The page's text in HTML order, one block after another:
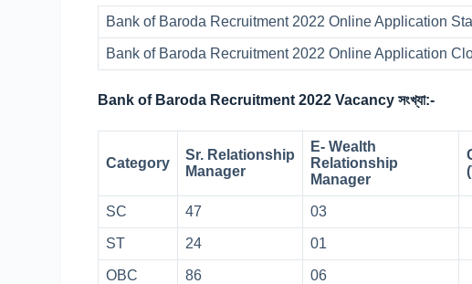
Bank of Baroda Recruitment 2022 Online Application
Bank of Baroda Recruitment 2022 Online Application
Bank of Baroda Recruitment 2022 Vacancy সংখ্যা:-
Category
Sr. Relationship
Manager
E- Wealth
Relationship
Manager
SC 47 03
ST 24 01
OBC 86 06